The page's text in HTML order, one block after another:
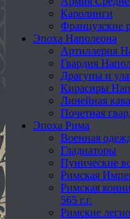
Каролинги
Французские
Эпоха Наполеона
Артиллерия
Гвардия
Драгуны и
Кирасиры
Линейная
Почетная
Эпоха Рима
Военная
Гладиаторы
Пунические
Римская
Римская
565 г.г.
Римские